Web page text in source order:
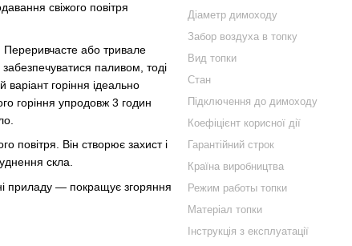
свіжого повітря
або тривале
паливом, тоді
варіант горіння ідеально
горіння упродовж 3 годин
повітря. Він створює захист і
скла.
приладу — покращує згоряння
Діаметр димоходу
Забор воздуха в топку
Вид топки
Стан
Підключення до димоходу
Коефіцієнт корисної дії
Гарантійний строк
Країна виробництва
Режим работы топки
Матеріал топки
Інструкція з експлуатації